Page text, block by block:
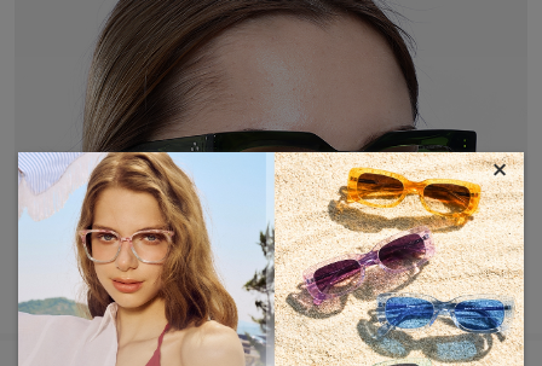
MOSTRAR MÁS
×